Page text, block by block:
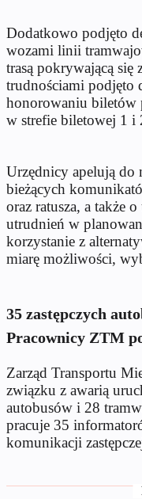
Dodatkowo podjęto
wozami linii
trasą pokrywającą
trudnościami podjęto
honorowaniu biletów
w strefie biletowej 1 i
Urzędnicy apelują do
bieżących
oraz ratusza, a także
utrudnień w
korzystanie z
miarę możliwości,
35 zastępczych
Pracownicy ZTM
Zarząd Transportu
związku z awarią
autobusów i 28
pracuje 35
komunikacji